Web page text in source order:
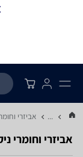
... אביזרי
אביזרי וחומרי